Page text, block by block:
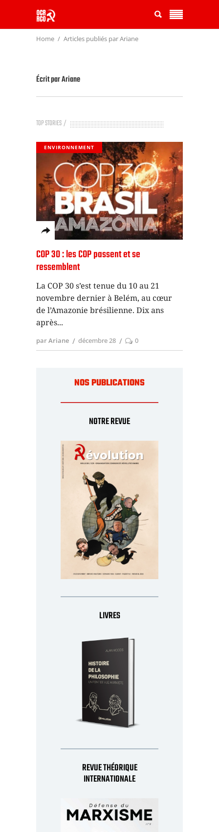
Home Articles publiés par Ariane
Écrit parAriane
TOP STORIES
ENVIRONNEMENT
COP 30 : les COP passent et se
ressemblent
La COP 30 s’est tenue du 10 au 21
novembre dernier à Belém, au cœur
de l’Amazonie brésilienne. Dix ans
après
par Ariane décembre 28 0
NOS PUBLICATIONS
NOTRE REVUE
LIVRES
REVUE THÉORIQUE
INTERNATIONALE